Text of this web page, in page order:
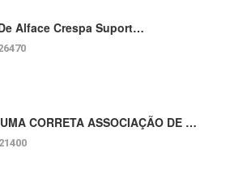
Alface Crespa Suport…
CORRETA ASSOCIAÇÃO DE …
21400